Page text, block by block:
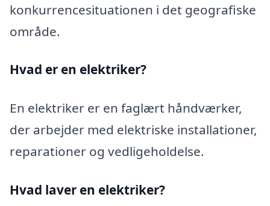
konkurrencesituationen i det geografiske
område.
Hvad er en elektriker?
En elektriker er en faglært håndværker,
der arbejder med elektriske installationer,
reparationer og vedligeholdelse.
Hvad laver en elektriker?